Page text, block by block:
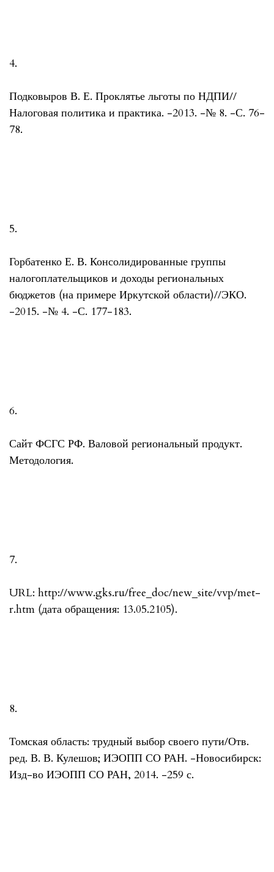
4.
Подковыров В. Е. Проклятье льготы по НДПИ//
Налоговая политика и практика. -2013. -№ 8. -С. 76-
78.
5.
Горбатенко Е. В. Консолидированные группы
налогоплательщиков и доходы региональных
бюджетов (на примере Иркутской области)//ЭКО.
-2015. -№ 4. -С. 177-183.
6.
Сайт ФСГС РФ. Валовой региональный продукт.
Методология.
7.
URL: http://www.gks.ru/free_doc/new_site/vvp/met-
r.htm (дата обращения: 13.05.2105).
8.
Томская область: трудный выбор своего пути/Отв.
ред. В. В. Кулешов; ИЭОПП СО РАН. -Новосибирск:
Изд-во ИЭОПП СО РАН, 2014. -259 с.